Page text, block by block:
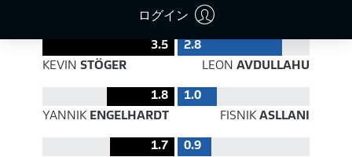
ログイン
PASS EFFICIENCY
3.5
2.8
KEVIN STÖGER LEON AVDULLAHU
1.8
1.0
YANNIK ENGELHARDT FISNIKASLLANI
1.7
0.9